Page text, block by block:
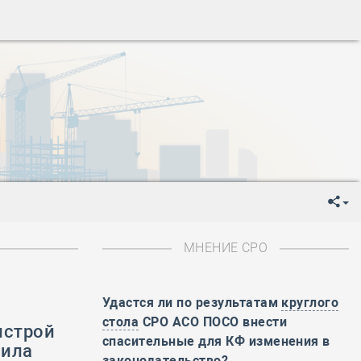
День Государственного флага Российской Федерации
-День знаний
День сотрудника органов внутренних дел РФ
День полного освобождения Ленинграда от фашистской
Весны и Труда
Победы!
День Государственного флага Российской Федерации
День полного освобождения Ленинграда от фашистской
Весны и Труда
Победы!
МНЕНИЕ СРО
Удастся ли по результатам круглого
стола СРО АСО ПОСО внести
спасительные для КФ изменения в